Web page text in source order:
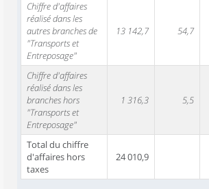
Chiffre d'affaires
réalisé dans les
autres branches de
"Transports et
Entreposage"
13 142,7 54,7
Chiffre d'affaires
réalisé dans les
branches hors
"Transports et
Entreposage"
1 316,3 5,5
Total du chiffre
d'affaires hors
taxes
24 010,9